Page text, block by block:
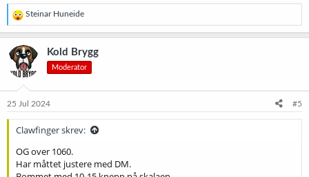
R
e
a
k
s
j
o
e
Steinar Huneide
Kold Brygg
Moderator
25 Jul 2024 #5
Clawfinger skrev:
OG over 1060.
Har måttet justere med DM.